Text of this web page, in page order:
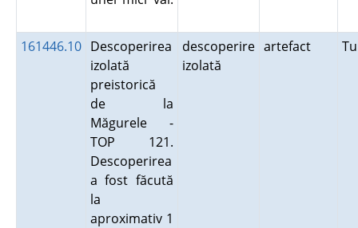
161446.10 Descoperirea
izolată
preistorică
de la
Măgurele -
TOP 121.
Descoperirea
a fost făcută
la
aproximativ 1
descoperire
izolată
artefact